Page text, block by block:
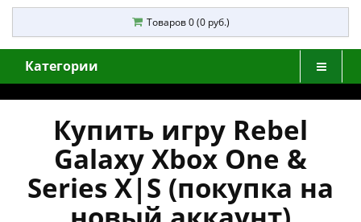
Товаров 0 (0 руб.)
Категории
Купить игру Rebel
Galaxy Xbox One &
Series X|S (покупка на